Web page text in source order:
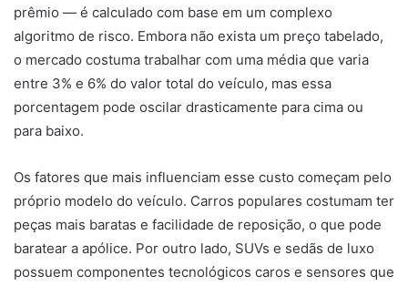
prêmio — é calculado com base em um complexo
algoritmo de risco. Embora não exista um preço tabelado,
o mercado costuma trabalhar com uma média que varia
entre 3% e 6% do valor total do veículo, mas essa
porcentagem pode oscilar drasticamente para cima ou
para baixo.
Os fatores que mais influenciam esse custo começam pelo
próprio modelo do veículo. Carros populares costumam ter
peças mais baratas e facilidade de reposição, o que pode
baratear a apólice. Por outro lado, SUVs e sedãs de luxo
possuem componentes tecnológicos caros e sensores que